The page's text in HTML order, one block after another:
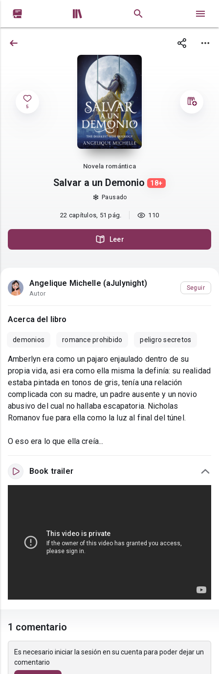
 
5
Novela romántica
Salvar a un Demonio 18+
Pausado
22 capítulos, 51 pág. 110
Leer
Angelique Michelle (aJulynight)
Autor
Seguir
Acerca del libro
demonios romance prohibido peligro secretos
Amberlyn era como un pajaro enjaulado dentro de su
propia vida, asi era como ella misma la definía: su realidad
estaba pintada en tonos de gris, tenía una relación
complicada con su madre, un padre ausente y un novio
abusivo del cual no hallaba escapatoria. Nicholas
Romanov fue para ella como la luz al final del túnel.
O eso era lo que ella creía...
Book trailer
1 comentario
Es necesario iniciar la sesión en su cuenta para poder dejar un
comentario